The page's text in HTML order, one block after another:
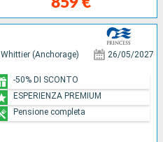
Whittier (Anchorage) 26/05/2027
-50% DI SCONTO
ESPERIENZA PREMIUM
Pensione completa